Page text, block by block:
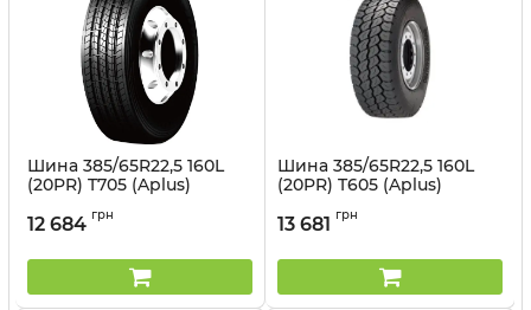
Шина 385/65R22,5 160L
(20PR) T705 (Aplus)
12 684 грн
Шина 385/65R22,5 160L
(20PR) T605 (Aplus)
13 681 грн